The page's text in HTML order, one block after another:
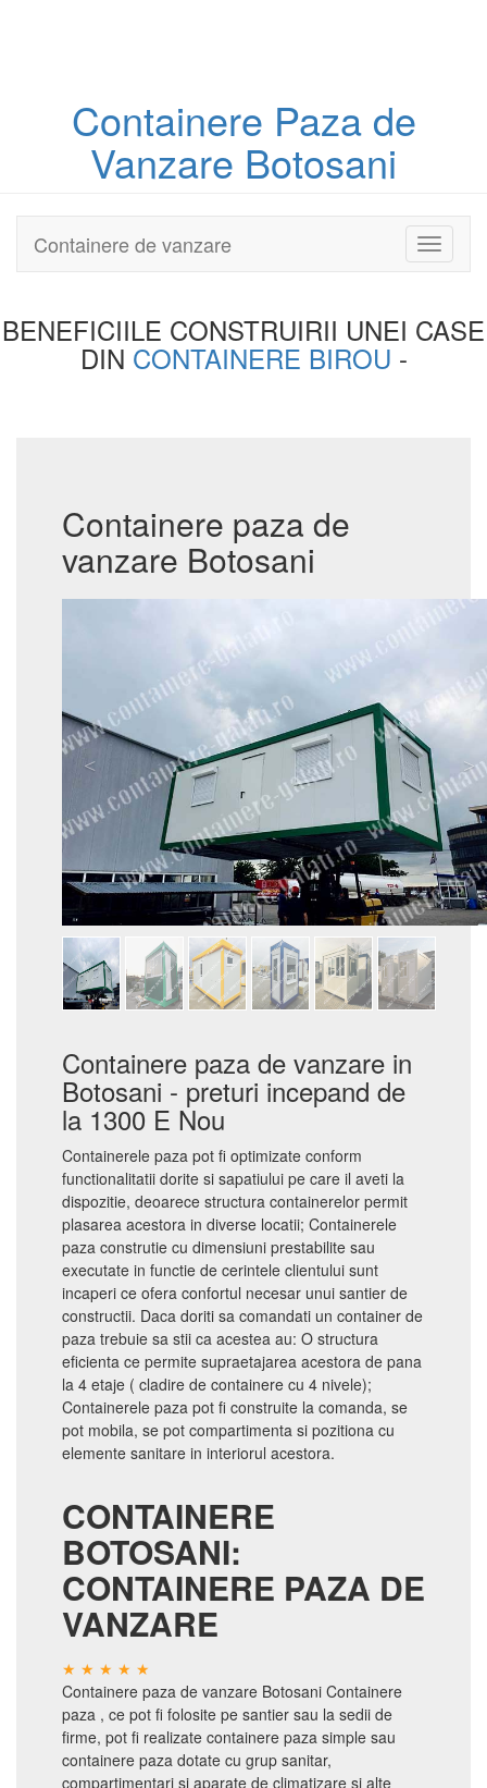
Containere Paza de
Vanzare Botosani
Toggle
Containere de vanzare
BENEFICIILE CONSTRUIRII UNEI CASE
DIN CONTAINERE BIROU -
Containere paza de
vanzare Botosani
Containere paza de vanzare in
Botosani - preturi incepand de
la 1300 E Nou
Containerele paza pot fi optimizate conform
functionalitatii dorite si sapatiului pe care il aveti la
dispozitie, deoarece structura containerelor permit
plasarea acestora in diverse locatii; Containerele
paza construtie cu dimensiuni prestabilite sau
executate in functie de cerintele clientului sunt
incaperi ce ofera confortul necesar unui santier de
constructii. Daca doriti sa comandati un container de
paza trebuie sa stii ca acestea au: O structura
eficienta ce permite supraetajarea acestora de pana
la 4 etaje ( cladire de containere cu 4 nivele);
Containerele paza pot fi construite la comanda, se
pot mobila, se pot compartimenta si pozitiona cu
elemente sanitare in interiorul acestora.
CONTAINERE
BOTOSANI:
CONTAINERE PAZA DE
VANZARE
Containere paza de vanzare Botosani Containere
paza , ce pot fi folosite pe santier sau la sedii de
firme, pot fi realizate containere paza simple sau
containere paza dotate cu grup sanitar,
compartimentari si aparate de climatizare si alte